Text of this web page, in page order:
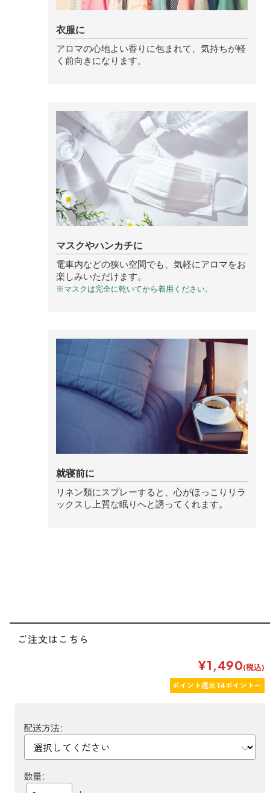
ストレケアアロマ
リラックスタイム
オレンジ
レモン
グレープフルーツ
ベルガモット
マスク用
マスクフレッシュ
花粉対策
キッチン用
forキッチン
衣服に
アロマの心地よい香りに包まれて、気持ちが軽
く前向きになります。
マスクやハンカチに
電車内などの狭い空間でも、気軽にアロマをお
楽しみいただけます。
※マスクは完全に乾いてから着用ください。
就寝前に
リネン類にスプレーすると、心がほっこりリラ
ックスし上質な眠りへと誘ってくれます。
ご注文はこちら
¥1,490(税込)
ポイント還元 14ポイント〜
配送方法:
数量: